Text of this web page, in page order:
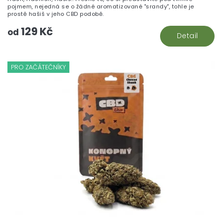
od 129 Kč Detail
pojmem, nejedná se o žádné aromatizované "srandy", tohle je
prostě hašiš v jeho CBD podobě.
PRO ZAČÁTEČNÍKY